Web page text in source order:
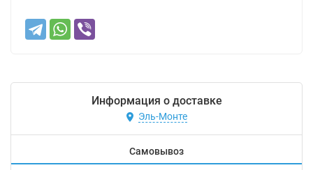
Информация о доставке
Эль-Монте
Самовывоз